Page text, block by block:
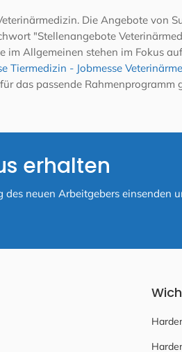
Die Angebote von
"Stellenangebote
im Allgemeinen stehen im Fokus
Tiermedizin - Jobmesse
das passende
erhalten
neuen Arbeitgebers einsenden